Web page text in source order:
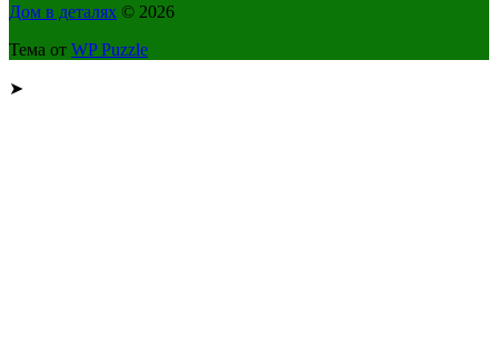
Дом в деталях © 2026
Тема от WP Puzzle
➤